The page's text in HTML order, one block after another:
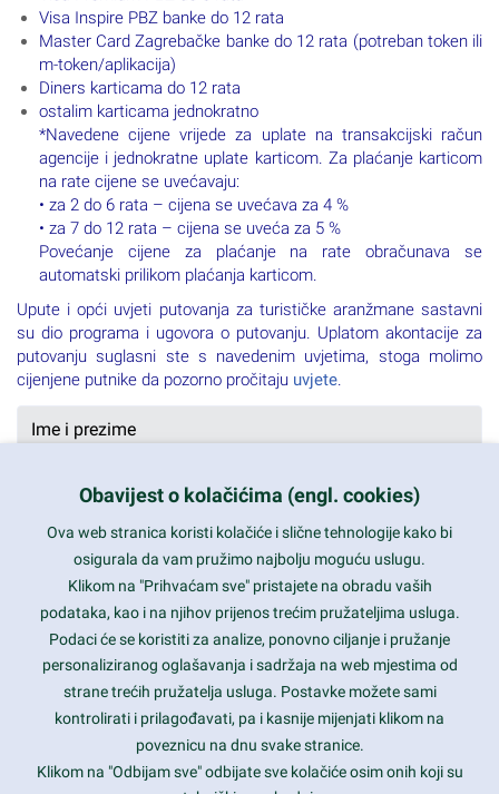
Visa Premium PBZ do 6 rata
Visa Inspire PBZ banke do 12 rata
Master Card Zagrebačke banke do 12 rata (potreban token ili
m-token/aplikacija)
Diners karticama do 12 rata
ostalim karticama jednokratno
*Navedene cijene vrijede za uplate na transakcijski račun
agencije i jednokratne uplate karticom. Za plaćanje karticom
na rate cijene se uvećavaju:
• za 2 do 6 rata – cijena se uvećava za 4 %
• za 7 do 12 rata – cijena se uveća za 5 %
Povećanje cijene za plaćanje na rate obračunava se
Upute i opći uvjeti putovanja za turističke aranžmane sastavni
su dio programa i ugovora o putovanju. Uplatom akontacije za
putovanju suglasni ste s navedenim uvjetima, stoga molimo
Obavijest o kolačićima (engl. cookies)
Ova web stranica koristi kolačiće i slične tehnologije kako bi
osigurala da vam pružimo najbolju moguću uslugu.
Klikom na "Prihvaćam sve" pristajete na obradu vaših
podataka, kao i na njihov prijenos trećim pružateljima usluga.
Podaci će se koristiti za analize, ponovno ciljanje i pružanje
personaliziranog oglašavanja i sadržaja na web mjestima od
strane trećih pružatelja usluga. Postavke možete sami
kontrolirati i prilagođavati, pa i kasnije mijenjati klikom na
poveznicu na dnu svake stranice.
Klikom na "Odbijam sve" odbijate sve kolačiće osim onih koji su